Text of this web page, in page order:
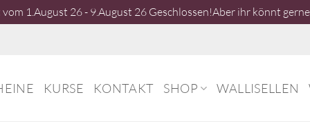
1.August 26 - 9.August 26 Geschlossen!Aber ihr könnt
KURSE KONTAKT SHOP WALLISELLEN